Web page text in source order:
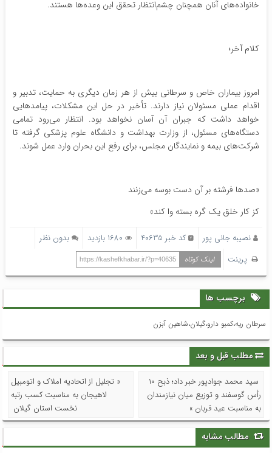
خانواده‌های آنان همچنان چشم‌انتظار تحقق این وعده‌ها هستند.
کلام آخر؛
امروز بیماران خاص و سرطانی بیش از هر زمان دیگری به حمایت، تدبیر و
اقدام عملی مسئولان نیاز دارند. تأخیر در حل این مشکلات، پیامدهایی
خواهد داشت که جبران آن آسان نخواهد بود. انتظار می‌رود تمامی
دستگاه‌های مسئول، از وزارت بهداشت و دانشگاه علوم پزشکی گرفته تا
شرکت‌های بیمه و نمایندگان مجلس، برای رفع این بحران وارد عمل شوند.
«صدها فرشته بر آن دست بوسه می‌زنند
کز کار خلق یک گره بسته وا کند»
نصیبه جانی پور کد خبر 40635 1680 بازدید
بدون نظر
پرینت
لینک کوتاه https://kashefkhabar.ir/?p=40635
برچسب ها
سرطان ریه،کمبو دارو،گیلان،شاهین آبزن
مطلب قبل و بعد
سید محمد جوادپور خبر داد؛ ذبح ۱۰
رأس گوسفند و توزیع میان نیازمندان
به مناسبت عید قربان »
« تجلیل از اتحادیه املاک و اتومبیل
لاهیجان به مناسبت کسب رتبه
نخست استان گیلان
مطالب مشابه